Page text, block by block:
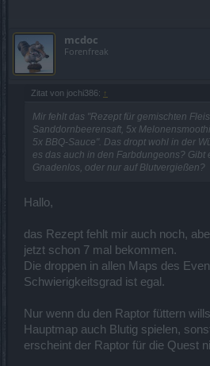
mcdoc
Forenfreak
Zitat von jochi386: ↑
Mir fehlt das "Rezept für gemischten
Sanddornbeerensaft, 5x
5x BBQ-Sauce". Das dropt wohl in der
es das auch in den Farbdungeons? Gibt
Gnadenlos, oder nur auf Blutvergießen?
Hallo,
das Rezept fehlt mir auch noch,
jetzt schon 7 mal bekommen.
Die droppen in allen Maps des
Schwierigkeitsgrad ist egal.
Nur wenn du den Raptor füttern
Hauptmap auch Blutig spielen,
erscheint der Raptor für die Quest